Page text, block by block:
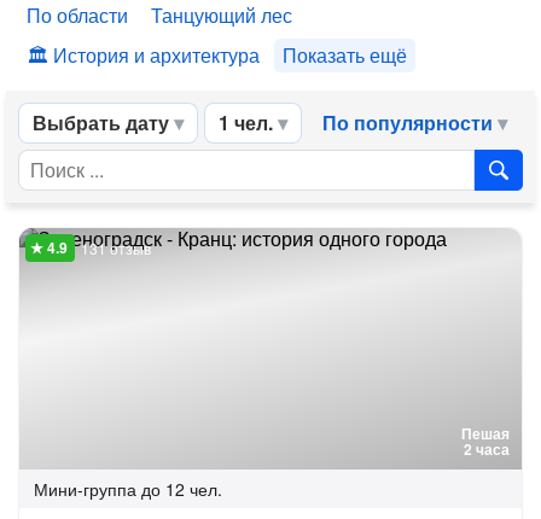
По области
Танцующий лес
История и архитектура
Показать ещё
Выбрать дату 1 чел. По популярности
Пешая
2 часа
131 отзыв
Мини-группа до 12 чел.